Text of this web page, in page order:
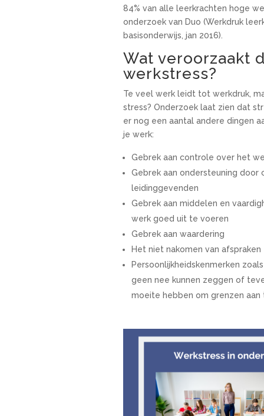
84% van alle leerkrachten hoge
onderzoek van Duo (Werkdruk
basisonderwijs, jan 2016).
Wat veroorzaakt
werkstress?
Te veel werk leidt tot werkdruk,
stress? Onderzoek laat zien dat
er nog een aantal andere dingen
je werk:
Gebrek aan controle over het
Gebrek aan ondersteuning door
leidinggevenden
Gebrek aan middelen en
werk goed uit te voeren
Gebrek aan waardering
Het niet nakomen van afspraken
Persoonlijkheidskenmerken
geen nee kunnen zeggen of
moeite hebben om grenzen